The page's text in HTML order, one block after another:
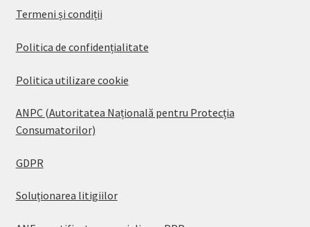
Termeni și condiții
Politica de confidențialitate
Politica utilizare cookie
ANPC (Autoritatea Națională pentru Protecția
Consumatorilor)
GDPR
Soluționarea litigiilor